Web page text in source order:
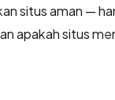
situs aman —
apakah situs